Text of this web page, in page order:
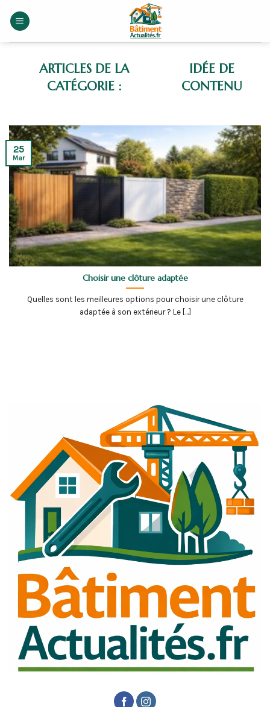
IDÉE DE
CONTENU
Choisir une clôture adaptée
Quelles sont les meilleures options pour choisir une clôture
adaptée à son extérieur ? Le [...]
25
Mar